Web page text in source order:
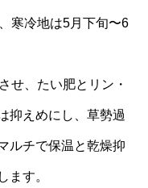
寒冷地は5月下旬〜6
せ、たい肥とリン・
抑えめにし、草勢過
ルチで保温と乾燥抑
ます。